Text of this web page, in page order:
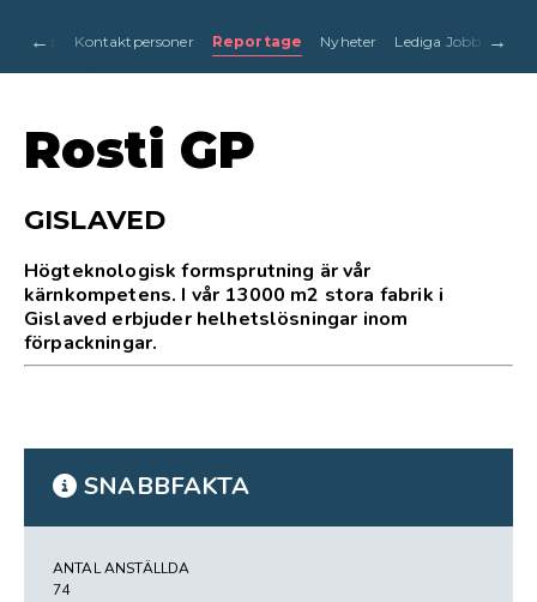
←
Kontakt Kontaktpersoner Reportage Nyheter Lediga Jobb →
Rosti GP
GISLAVED
Högteknologisk formsprutning är vår
kärnkompetens. I vår 13000 m2 stora fabrik i
Gislaved erbjuder helhetslösningar inom
förpackningar.
SNABBFAKTA
ANTAL ANSTÄLLDA
74